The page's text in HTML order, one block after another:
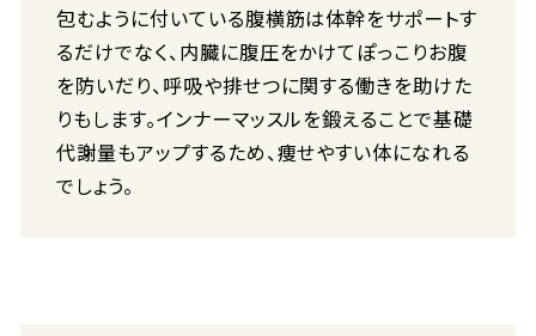
包むように付いている腹横筋は体幹をサポートす
るだけでなく、内臓に腹圧をかけてぽっこりお腹
を防いだり、呼吸や排せつに関する働きを助けた
りもします。インナーマッスルを鍛えることで基礎
代謝量もアップするため、痩せやすい体になれる
でしょう。